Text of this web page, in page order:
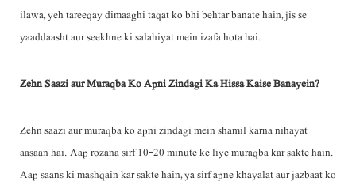
ilawa, yeh tareeqay dimaaghi taqat ko bhi behtar banate hain, jis se
yaaddaasht aur seekhne ki salahiyat mein izafa hota hai.
Zehn Saazi aur Muraqba Ko Apni Zindagi Ka Hissa Kaise Banayein?
Zehn saazi aur muraqba ko apni zindagi mein shamil karna nihayat
aasaan hai. Aap rozana sirf 10-20 minute ke liye muraqba kar sakte hain.
Aap saans ki mashqain kar sakte hain, ya sirf apne khayalat aur jazbaat ko